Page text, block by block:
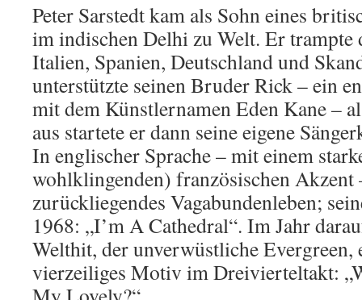
Peter Sarstedt kam als Sohn eines
im indischen Delhi zu Welt. Er trampte
Italien, Spanien, Deutschland und
unterstützte seinen Bruder Rick – ein
mit dem Künstlernamen Eden Kane –
aus startete er dann seine eigene
In englischer Sprache – mit einem
wohlklingenden) französischen Akzent
zurückliegendes Vagabundenleben;
1968: „I’m A Cathedral“. Im Jahr
Welthit, der unverwüstliche Evergreen,
vierzeiliges Motiv im Dreivierteltakt: